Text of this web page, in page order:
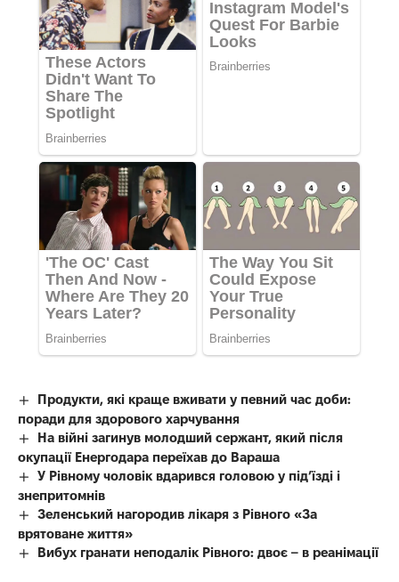
Продукти, які краще вживати у певний час доби:
поради для здорового харчування
На війні загинув молодший сержант, який після
окупації Енергодара переїхав до Вараша
У Рівному чоловік вдарився головою у під’їзді і
знепритомнів
Зеленський нагородив лікаря з Рівного «За
врятоване життя»
Вибух гранати неподалік Рівного: двоє – в реанімації